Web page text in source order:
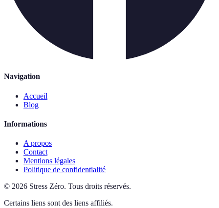
Navigation
Accueil
Blog
Informations
A propos
Contact
Mentions légales
Politique de confidentialité
© 2026 Stress Zéro. Tous droits réservés.
Certains liens sont des liens affiliés.